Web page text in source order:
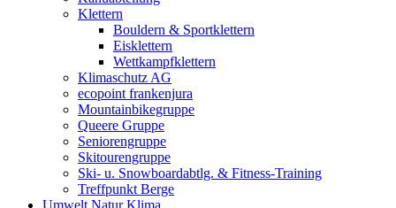
Klettern
Bouldern & Sportklettern
Eisklettern
Wettkampfklettern
Klimaschutz AG
ecopoint frankenjura
Mountainbikegruppe
Queere Gruppe
Seniorengruppe
Skitourengruppe
Ski- u. Snowboardabtlg. & Fitness-Training
Treffpunkt Berge
Umwelt Natur Klima